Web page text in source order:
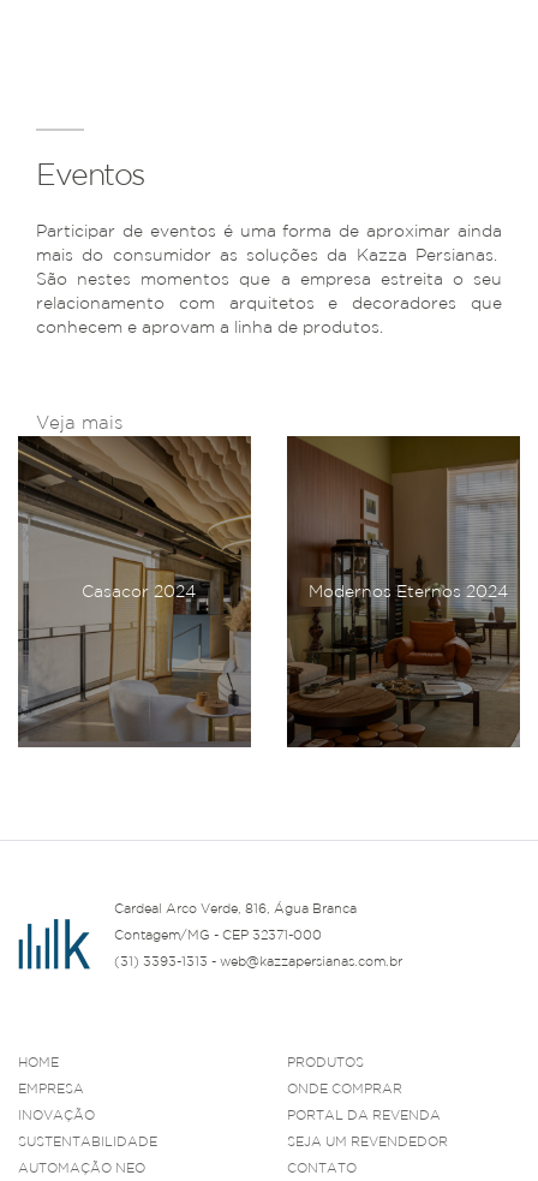
Eventos
Participar de eventos é uma forma de aproximar ainda
mais do consumidor as soluções da Kazza Persianas.
São nestes momentos que a empresa estreita o seu
relacionamento com arquitetos e decoradores que
conhecem e aprovam a linha de produtos.
Veja mais
Casacor 2024 Modernos Eternos 2024
Cardeal Arco Verde, 816, Água Branca
Contagem/MG - CEP 32371-000
(31) 3393-1313 - web@kazzapersianas.com.br
HOME
EMPRESA
INOVAÇÃO
SUSTENTABILIDADE
AUTOMAÇÃO NEO
PRODUTOS
ONDE COMPRAR
PORTAL DA REVENDA
SEJA UM REVENDEDOR
CONTATO